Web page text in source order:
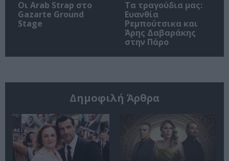
Οι Arab Strap στο
Gazarte Ground
Stage
Τα τραγούδια μας:
Ευανθία
Ρεμπούτσικα και
Άρης Δαβαράκης
στην Πάρο
Δημοφιλή Άρθρα